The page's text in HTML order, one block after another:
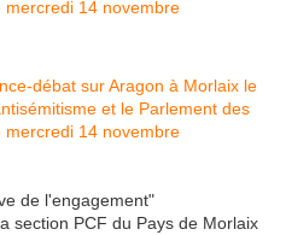
de l'engagement"
section PCF du Pays de Morlaix